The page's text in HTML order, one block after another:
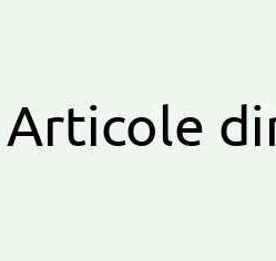
Articole